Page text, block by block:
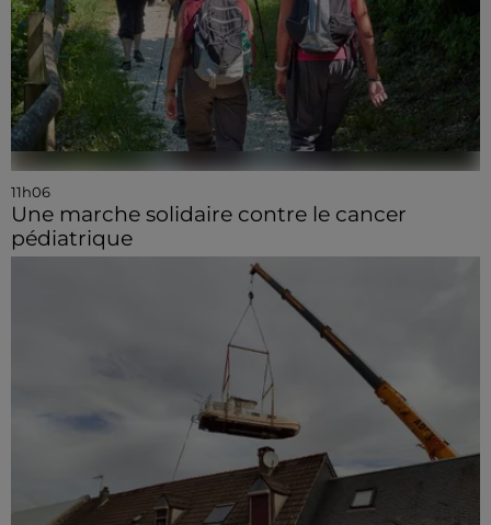
11h06
Une marche solidaire contre le cancer
pédiatrique